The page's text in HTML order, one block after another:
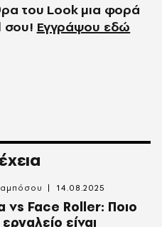
του Look μια φορά
σου! Εγγράψου εδώ
vs Face Roller: Ποιο
είναι
14.08.2025